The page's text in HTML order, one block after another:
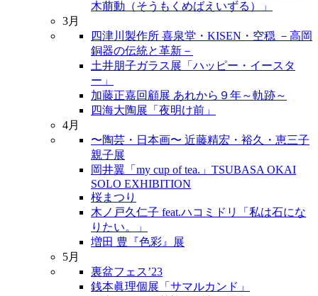
木萠動（そうもくめばえいずる）」
3月
四津川製作所 喜泉堂・KISEN・空穏 －高岡
銅器の伝統と革新－
土井朋子ガラス展「ハッピー・イースタ
ー」
加藤正嘉回顧展 あれから９年～軌跡～
四海大陶展「夜明け前」
4月
〜陶芸・日本画〜 近藤精宏・裕久・恵三子
親子展
岡井翼「my cup of tea.」TSUBASA OKAI
SOLO EXHIBITION
桜まつり
木ノ戸久仁子 feat.ハコミドリ「私は石にな
りたい。」
増田 豊『色彩』展
5月
裏盆フェス’23
銭本眞理個展「サマルカンド」